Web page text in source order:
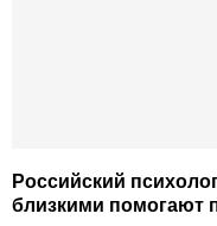
Российский
близкими помогают